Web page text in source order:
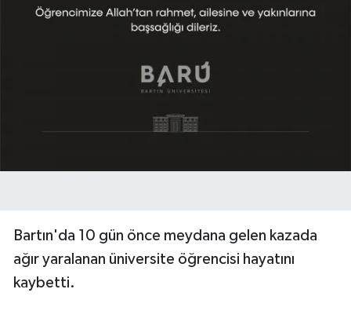
Bartın'da 10 gün önce meydana gelen kazada
ağır yaralanan üniversite öğrencisi hayatını
kaybetti.